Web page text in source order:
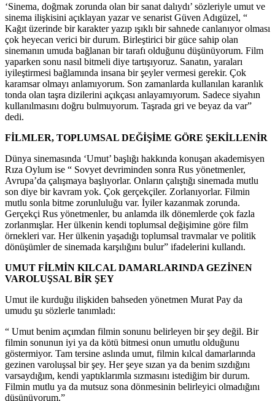
‘Sinema, doğmak zorunda olan bir sanat dalıydı’ sözleriyle umut ve
sinema ilişkisini açıklayan yazar ve senarist Güven Adıgüzel, “
Kağıt üzerinde bir karakter yazıp ışıklı bir sahnede canlanıyor olması
çok heyecan verici bir durum. Birleştirici bir güce sahip olan
sinemanın umuda bağlanan bir tarafı olduğunu düşünüyorum. Film
yaparken sonu nasıl bitmeli diye tartışıyoruz. Sanatın, yaraları
iyileştirmesi bağlamında insana bir şeyler vermesi gerekir. Çok
karamsar olmayı anlamıyorum. Son zamanlarda kullanılan karanlık
tonda olan taşra dizilerini açıkçası anlayamıyorum. Sadece siyahın
kullanılmasını doğru bulmuyorum. Taşrada gri ve beyaz da var”
dedi.
FİLMLER, TOPLUMSAL DEĞİŞİME GÖRE ŞEKİLLENİR
Dünya sinemasında ‘Umut’ başlığı hakkında konuşan akademisyen
Rıza Oylum ise “ Sovyet devriminden sonra Rus yönetmenler,
Avrupa’da çalışmaya başlıyorlar. Onların çalıştığı sinemada mutlu
son diye bir kavram yok. Çok gerçekçiler. Zorlanıyorlar. Filmin
mutlu sonla bitme zorunluluğu var. İyiler kazanmak zorunda.
Gerçekçi Rus yönetmenler, bu anlamda ilk dönemlerde çok fazla
zorlanmışlar. Her ülkenin kendi toplumsal değişimine göre film
örnekleri var. Her ülkenin yaşadığı toplumsal travmalar ve politik
dönüşümler de sinemada karşılığını bulur” ifadelerini kullandı.
UMUT FİLMİN KILCAL DAMARLARINDA GEZİNEN
VAROLUŞSAL BİR ŞEY
Umut ile kurduğu ilişkiden bahseden yönetmen Murat Pay da
umudu şu sözlerle tanımladı:
“ Umut benim açımdan filmin sonunu belirleyen bir şey değil. Bir
filmin sonunun iyi ya da kötü bitmesi onun umutlu olduğunu
göstermiyor. Tam tersine aslında umut, filmin kılcal damarlarında
gezinen varoluşsal bir şey. Her şeye sızan ya da benim sızdığını
varsaydığım, kendi yaptıklarımla sızmasını istediğim bir durum.
Filmin mutlu ya da mutsuz sona dönmesinin belirleyici olmadığını
düşünüyorum.”